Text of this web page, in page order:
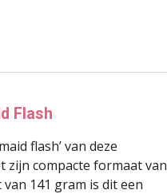
Flash
flash’ van deze
compacte formaat van
141 gram is dit een